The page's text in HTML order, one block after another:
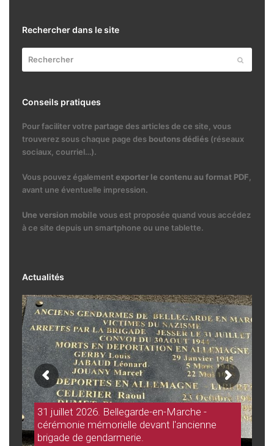
Rechercher dans le site
Conseils pratiques
Pour faciliter votre partage des articles de ce site, vous
trouverez sous chaque page des boutons dédiés(réseaux
sociaux, courriel…).
Vous pouvez égalementexporter le contenu au format PDF,
avant une éventuelle impression.
Une version mobile vous est proposée quand vous accédez
à ce site depuis un smartphone ou une tablette.
Actualités
31 juillet 2026. Bellegarde-en-Marche -
cérémonie mémorielle devant l'ancienne
brigade de gendarmerie.